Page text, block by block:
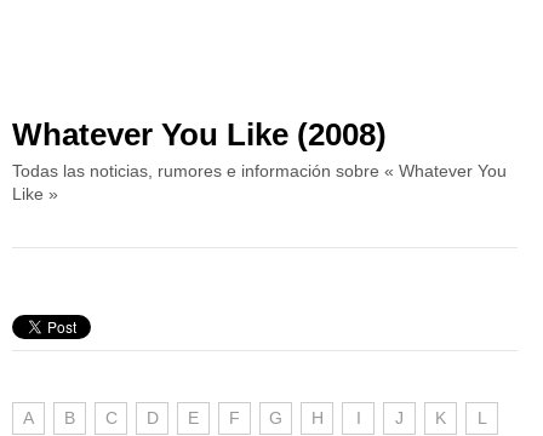
Whatever You Like (2008)
Todas las noticias, rumores e información sobre « Whatever You
Like »
A B C D E F G H I J K L